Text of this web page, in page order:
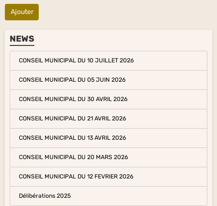
Ajouter
NEWS
CONSEIL MUNICIPAL DU 10 JUILLET 2026
CONSEIL MUNICIPAL DU 05 JUIN 2026
CONSEIL MUNICIPAL DU 30 AVRIL 2026
CONSEIL MUNICIPAL DU 21 AVRIL 2026
CONSEIL MUNICIPAL DU 13 AVRIL 2026
CONSEIL MUNICIPAL DU 20 MARS 2026
CONSEIL MUNICIPAL DU 12 FEVRIER 2026
Délibérations 2025